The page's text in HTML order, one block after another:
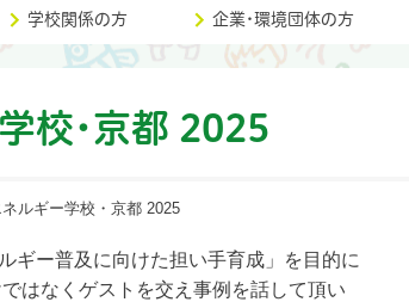
学校関係の方 企業・環境団体の方
校・京都 2025
ルギー学校・京都 2025
ギー普及に向けた担い手育成」を目的に
はなくゲストを交え事例を話して頂い